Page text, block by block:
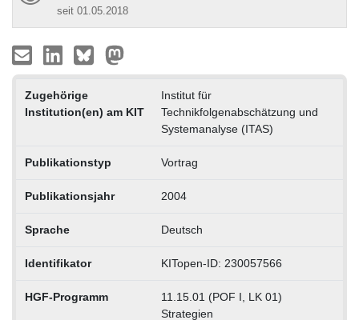
seit 01.05.2018
Zugehörige
Institution(en) am KIT
Institut für
Technikfolgenabschätzung und
Systemanalyse (ITAS)
Publikationstyp Vortrag
Publikationsjahr 2004
Sprache Deutsch
Identifikator KITopen-ID: 230057566
HGF-Programm
11.15.01 (POF I, LK 01)
Strategien